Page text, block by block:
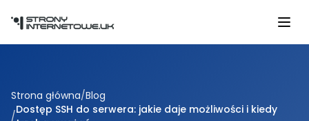
Strona główna/Blog
/Dostęp SSH do serwera: jakie daje możliwości i kiedy